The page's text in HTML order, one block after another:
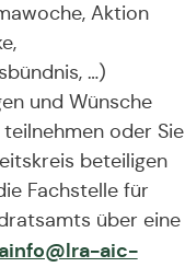
Aktion
…)
und Wünsche
oder Sie
beteiligen
Fachstelle für
über eine
aic-